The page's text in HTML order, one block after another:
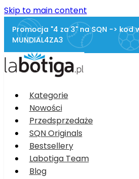
Skip to main content
Promocja "4 za 3" na SQN -> kod
MUNDIAL4ZA3
Kategorie
Nowości
Przedsprzedaże
SQN Originals
Bestsellery
Labotiga Team
Blog